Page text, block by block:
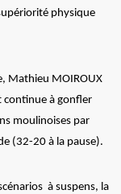
physique
Mathieu MOIROUX
continue à gonfler
moulinoises par
(32-20 à la pause).
à suspens, la